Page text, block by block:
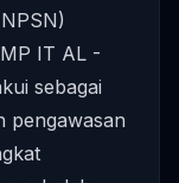
IT AL -
sebagai
pengawasan